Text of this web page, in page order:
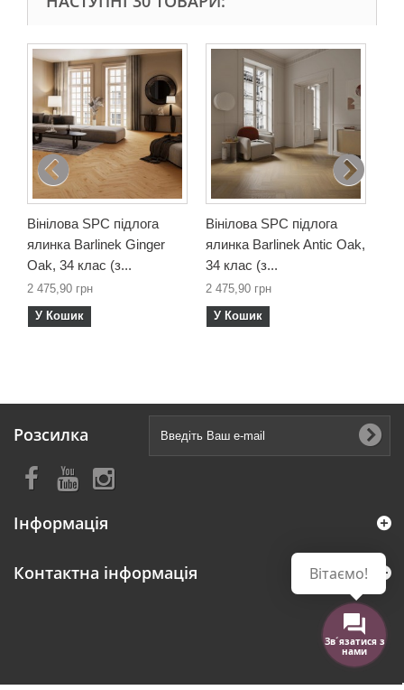
Вінілова SPC підлога
ялинка Barlinek Ginger
Oak, 34 клас (з...
2 475,90 грн
У Кошик
Вінілова SPC підлога
ялинка Barlinek Antic Oak,
34 клас (з...
2 475,90 грн
У Кошик
Розсилка
Інформація
Контактна інформація
Зв´язатися з
нами
Вітаємо!